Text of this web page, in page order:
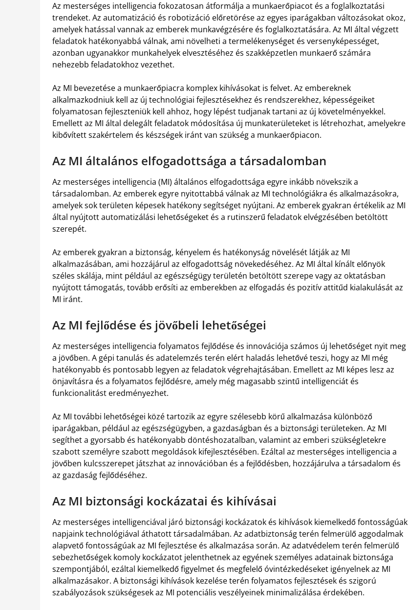
Az mesterséges intelligencia fokozatosan átformálja a munkaerőpiacot és a foglalkoztatási
trendeket. Az automatizáció és robotizáció előretörése az egyes iparágakban változásokat okoz,
amelyek hatással vannak az emberek munkavégzésére és foglalkoztatására. Az MI által végzett
feladatok hatékonyabbá válnak, ami növelheti a termelékenységet és versenyképességet,
azonban ugyanakkor munkahelyek elvesztéséhez és szakképzetlen munkaerő számára
nehezebb feladatokhoz vezethet.
Az MI bevezetése a munkaerőpiacra komplex kihívásokat is felvet. Az embereknek
alkalmazkodniuk kell az új technológiai fejlesztésekhez és rendszerekhez, képességeiket
folyamatosan fejleszteniük kell ahhoz, hogy lépést tudjanak tartani az új követelményekkel.
Emellett az MI által delegált feladatok módosítása új munkaterületeket is létrehozhat, amelyekre
kibővített szakértelem és készségek iránt van szükség a munkaerőpiacon.
Az MI általános elfogadottsága a társadalomban
Az mesterséges intelligencia (MI) általános elfogadottsága egyre inkább növekszik a
társadalomban. Az emberek egyre nyitottabbá válnak az MI technológiákra és alkalmazásokra,
amelyek sok területen képesek hatékony segítséget nyújtani. Az emberek gyakran értékelik az MI
által nyújtott automatizálási lehetőségeket és a rutinszerű feladatok elvégzésében betöltött
szerepét.
Az emberek gyakran a biztonság, kényelem és hatékonyság növelését látják az MI
alkalmazásában, ami hozzájárul az elfogadottság növekedéséhez. Az MI által kínált előnyök
széles skálája, mint például az egészségügy területén betöltött szerepe vagy az oktatásban
nyújtott támogatás, tovább erősíti az emberekben az elfogadás és pozitív attitűd kialakulását az
MI iránt.
Az MI fejlődése és jövőbeli lehetőségei
Az mesterséges intelligencia folyamatos fejlődése és innovációja számos új lehetőséget nyit meg
a jövőben. A gépi tanulás és adatelemzés terén elért haladás lehetővé teszi, hogy az MI még
hatékonyabb és pontosabb legyen az feladatok végrehajtásában. Emellett az MI képes lesz az
önjavításra és a folyamatos fejlődésre, amely még magasabb szintű intelligenciát és
funkcionalitást eredményezhet.
Az MI további lehetőségei közé tartozik az egyre szélesebb körű alkalmazása különböző
iparágakban, például az egészségügyben, a gazdaságban és a biztonsági területeken. Az MI
segíthet a gyorsabb és hatékonyabb döntéshozatalban, valamint az emberi szükségletekre
szabott személyre szabott megoldások kifejlesztésében. Ezáltal az mesterséges intelligencia a
jövőben kulcsszerepet játszhat az innovációban és a fejlődésben, hozzájárulva a társadalom és
az gazdaság fejlődéséhez.
Az MI biztonsági kockázatai és kihívásai
Az mesterséges intelligenciával járó biztonsági kockázatok és kihívások kiemelkedő fontosságúak
napjaink technológiával áthatott társadalmában. Az adatbiztonság terén felmerülő aggodalmak
alapvető fontosságúak az MI fejlesztése és alkalmazása során. Az adatvédelem terén felmerülő
sebezhetőségek komoly kockázatot jelenthetnek az egyének személyes adatainak biztonsága
szempontjából, ezáltal kiemelkedő figyelmet és megfelelő óvintézkedéseket igényelnek az MI
alkalmazásakor. A biztonsági kihívások kezelése terén folyamatos fejlesztések és szigorú
szabályozások szükségesek az MI potenciális veszélyeinek minimalizálása érdekében.